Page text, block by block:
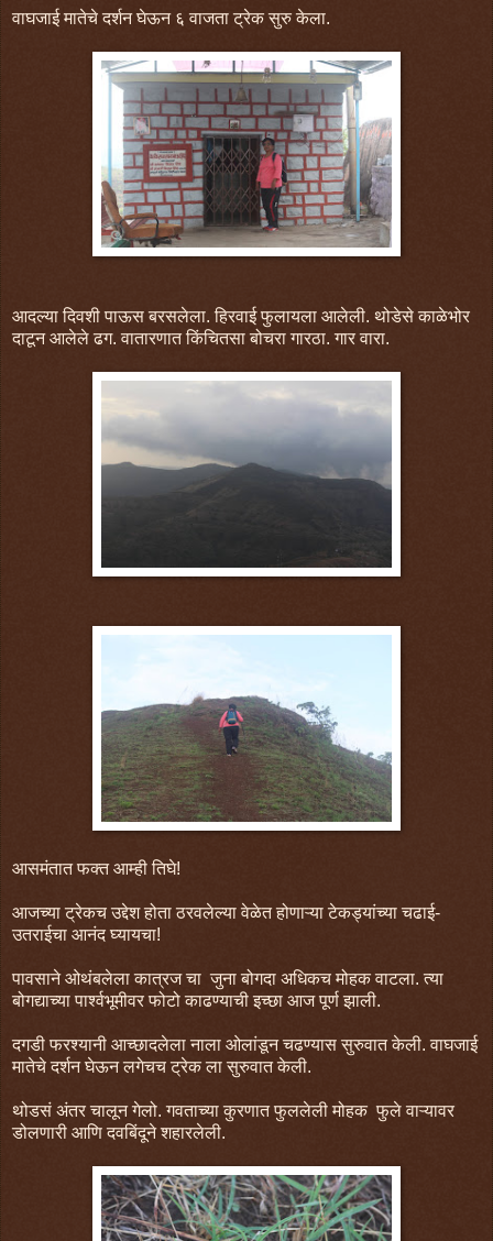
वाघजाई मातेचे दर्शन घेऊन ६ वाजता ट्रेक सुरु केला.
आदल्या दिवशी पाऊस बरसलेला. हिरवाई फुलायला आलेली. थोडेसे काळेभोर
दाटून आलेले ढग. वातारणात किंचितसा बोचरा गारठा. गार वारा.
आसमंतात फक्त आम्ही तिघे!
आजच्या ट्रेकच उद्देश होता ठरवलेल्या वेळेत होणाऱ्या टेकड्यांच्या चढाई-
उतराईचा आनंद घ्यायचा!
पावसाने ओथंबलेला कात्रज चा जुना बोगदा अधिकच मोहक वाटला. त्या
बोगद्याच्या पार्श्वभूमीवर फोटो काढण्याची इच्छा आज पूर्ण झाली.
दगडी फरश्यानी आच्छादलेला नाला ओलांडून चढण्यास सुरुवात केली. वाघजाई
मातेचे दर्शन घेऊन लगेचच ट्रेक ला सुरुवात केली.
थोडसं अंतर चालून गेलो. गवताच्या कुरणात फुललेली मोहक फुले वाऱ्यावर
डोलणारी आणि दवबिंदूने शहारलेली.